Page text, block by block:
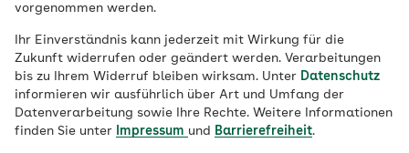
vorgenommen werden.
Ihr Einverständnis kann jederzeit mit Wirkung für die
Zukunft widerrufen oder geändert werden. Verarbeitungen
bis zu Ihrem Widerruf bleiben wirksam. Unter Datenschutz
informieren wir ausführlich über Art und Umfang der
Datenverarbeitung sowie Ihre Rechte. Weitere Informationen
finden Sie unter
Impressum und Barrierefreiheit.
Suchen